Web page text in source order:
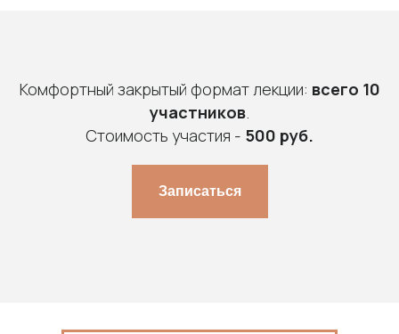
Комфортный закрытый формат лекции: всего 10
участников.
Стоимость участия - 500 руб.
Записаться